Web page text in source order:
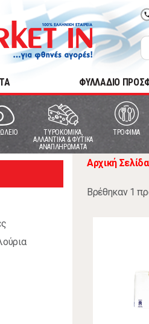
ΦΥΛΛΑΔΙΟ
ΤΥΡΟΚΟΜΙΚΑ,
ΑΛΛΑΝΤΙΚΑ & ΦΥΤΙΚΑ
ΑΝΑΠΛΗΡΩΜΑΤΑ
ΤΡΟΦΙΜΑ
Αρχική Σελίδα
Βρέθηκαν 1